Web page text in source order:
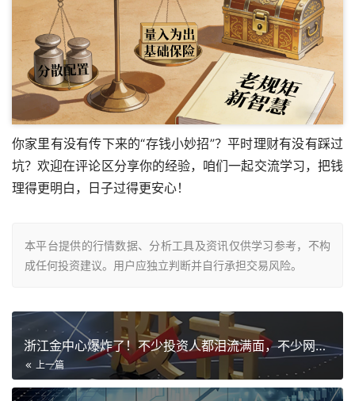
你家里有没有传下来的“存钱小妙招”？平时理财有没有踩过
坑？欢迎在评论区分享你的经验，咱们一起交流学习，把钱
理得更明白，日子过得更安心！
本平台提供的行情数据、分析工具及资讯仅供学习参考，不构
成任何投资建议。用户应独立判断并自行承担交易风险。
浙江金中心爆炸了！不少投资人都泪流满面，不少网友表示投资了2
上一篇